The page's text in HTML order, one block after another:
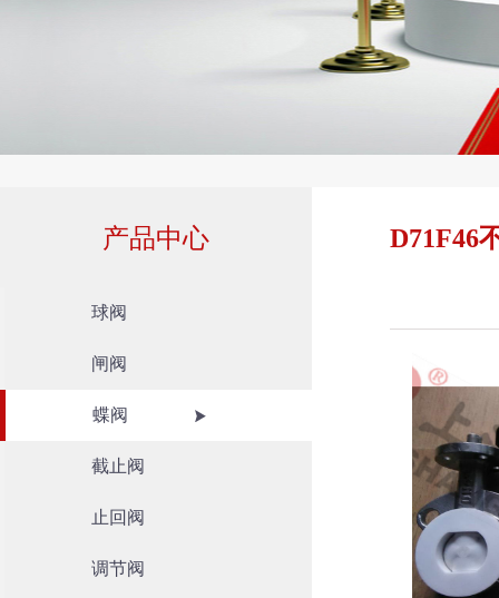
产品中心
球阀
闸阀
蝶阀
截止阀
止回阀
调节阀
D71F46